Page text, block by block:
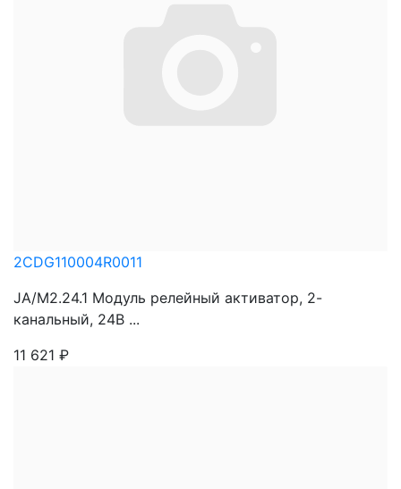
2CDG110004R0011
JA/M2.24.1 Модуль релейный активатор, 2-
канальный, 24В ...
11 621 ₽